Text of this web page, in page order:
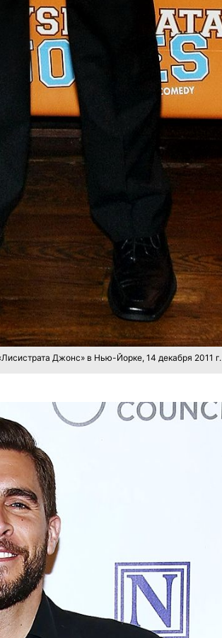
Джонс» в Нью-Йорке, 14 декабря 2011 г.